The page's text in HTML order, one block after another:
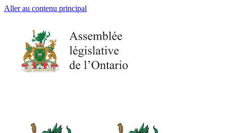
Aller au contenu principal